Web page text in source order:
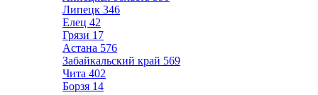
Липецк 346
Елец 42
Грязи 17
Астана 576
Забайкальский край 569
Чита 402
Борзя 14